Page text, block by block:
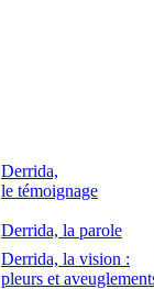
Derrida,
le témoignage
Derrida, la parole
Derrida, la vision :
pleurs et